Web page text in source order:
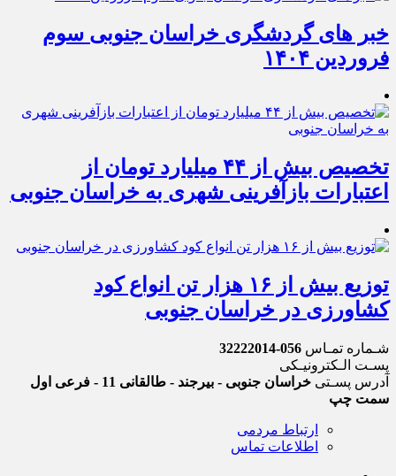
خبر های گردشگری خراسان جنوبی سوم
فروردین ۱۴۰۴
تخصیص بیش از ۴۴ میلیارد تومان از
اعتبارات بازآفرینی شهری به خراسان جنوبی
توزیع بیش از ۱۶ هزار تن انواع کود
کشاورزی در خراسان جنوبی
شـماره تمـاس 056-32222014
پسـت الـکترونیـکی
آدرس پسـتی
خراسان جنوبی - بیرجند - طالقانی 11 - فرعی اول
سمت چپ
ارتباط مردمی
اطلاعات تماس